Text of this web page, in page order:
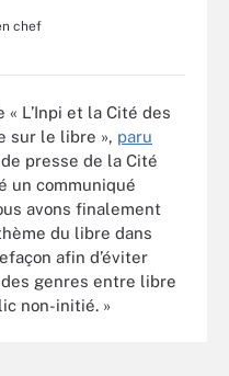
chef
L’Inpi et la Cité des
sur le libre », paru
presse de la Cité
un communiqué
avons finalement
du libre dans
afin d’éviter
genres entre libre
non-initié. »